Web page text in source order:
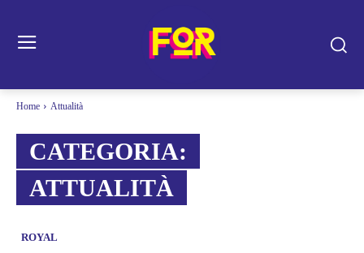
Home Attualità
CATEGORIA:
ATTUALITÀ
ROYAL